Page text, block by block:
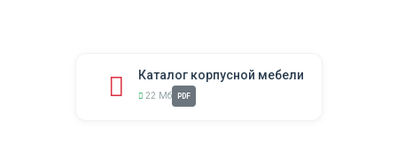
Каталог корпусной мебели
22 Мб PDF